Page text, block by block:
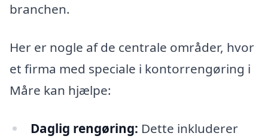
branchen.
Her er nogle af de centrale områder, hvor
et firma med speciale i kontorrengøring i
Måre kan hjælpe:
Daglig rengøring: Dette inkluderer